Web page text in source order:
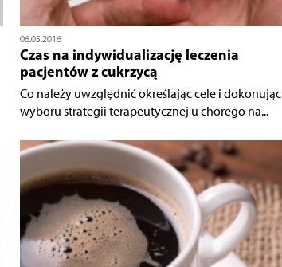
06.05.2016
Czas na indywidualizację leczenia
pacjentów z cukrzycą
Co należy uwzględnić określając cele i dokonując
wyboru strategii terapeutycznej u chorego na...